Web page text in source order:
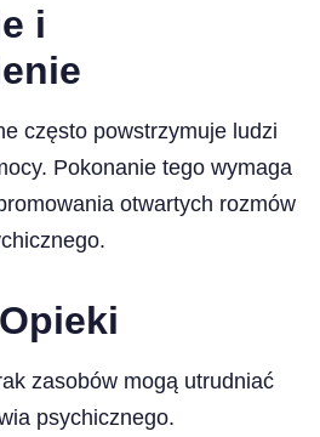
i
często powstrzymuje ludzi
Pokonanie tego wymaga
otwartych rozmów
zasobów mogą utrudniać
psychicznego.